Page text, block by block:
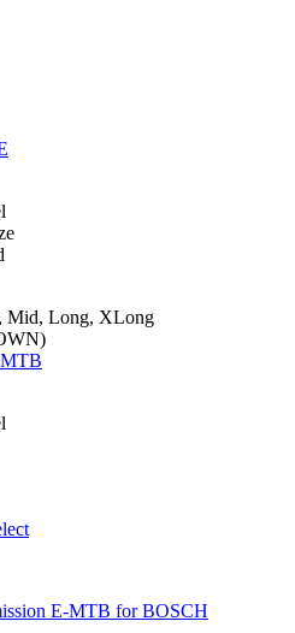
Mid, Long, XLong
E-MTB for BOSCH